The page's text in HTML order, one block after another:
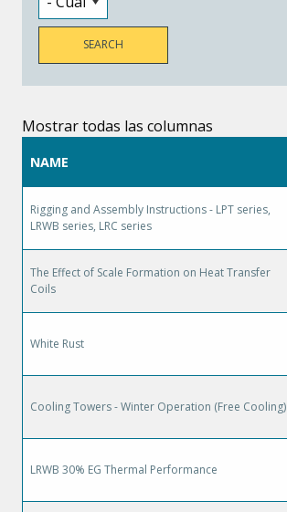
Mostrar todas las columnas
NAME
Rigging and Assembly Instructions - LPT series,
LRWB series, LRC series
The Effect of Scale Formation on Heat Transfer
Coils
White Rust
Cooling Towers - Winter Operation (Free Cooling)
LRWB 30% EG Thermal Performance